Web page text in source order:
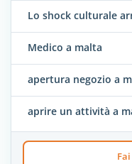
Lo shock culturale
Medico a malta
apertura negozio a
aprire un attività a